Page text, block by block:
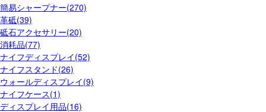
簡易シャープナー(270)
革砥(39)
砥石アクセサリー(20)
消耗品(77)
ナイフディスプレイ(52)
ナイフスタンド(26)
ウォールディスプレイ(9)
ナイフケース(1)
ディスプレイ用品(16)